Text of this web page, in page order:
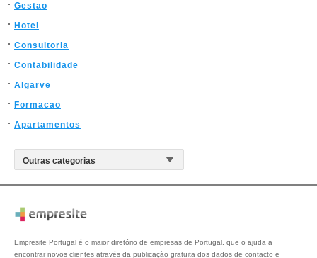
Gestao
Hotel
Consultoria
Contabilidade
Algarve
Formacao
Apartamentos
Empresite Portugal é o maior diretório de empresas de Portugal, que o ajuda a
encontrar novos clientes através da publicação gratuita dos dados de contacto e